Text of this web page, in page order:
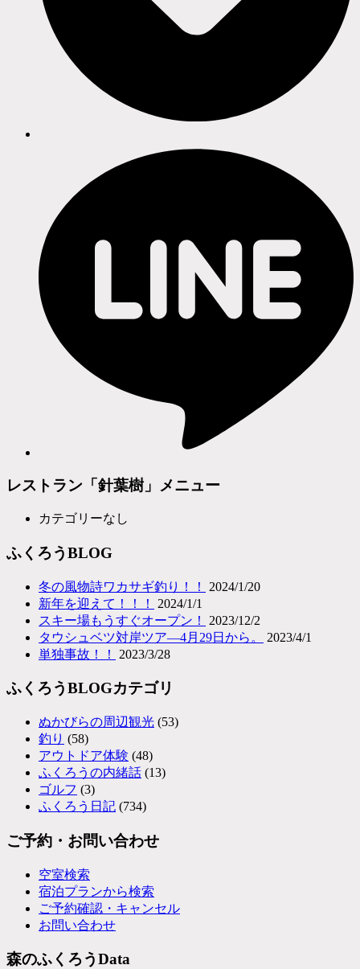
レストラン「針葉樹」メニュー
カテゴリーなし
ふくろうBLOG
冬の風物詩ワカサギ釣り！！
2024/1/20
新年を迎えて！！！
2024/1/1
スキー場もうすぐオープン！
2023/12/2
タウシュベツ対岸ツア―4月29日から。
2023/4/1
単独事故！！
2023/3/28
ふくろうBLOGカテゴリ
ぬかびらの周辺観光 (53)
釣り (58)
アウトドア体験 (48)
ふくろうの内緒話 (13)
ゴルフ (3)
ふくろう日記 (734)
ご予約・お問い合わせ
空室検索
宿泊プランから検索
ご予約確認・キャンセル
お問い合わせ
森のふくろうData